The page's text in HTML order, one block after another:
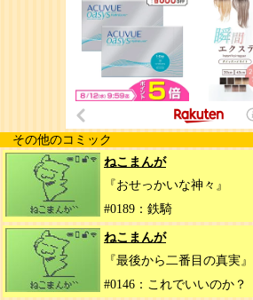
その他のコミック
ねこまんが
『おせっかいな神々』
#0189：鉄騎
ねこまんが
『最後から二番目の真実』
#0146：これでいいのか？